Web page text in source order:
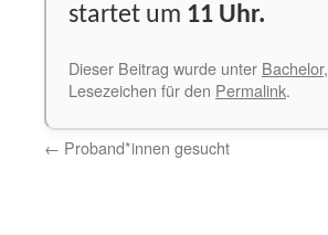
startet um 11 Uhr.
Dieser Beitrag wurde unter Bachelor,
Lesezeichen für den Permalink.
← Proband*innen gesucht